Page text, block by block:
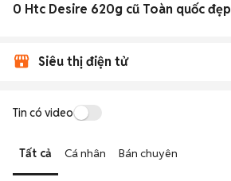
0 Htc Desire 620g cũ Toàn quốc đẹp
Siêu thị điện tử
Tin có video
Tất cả Cá nhân Bán chuyên